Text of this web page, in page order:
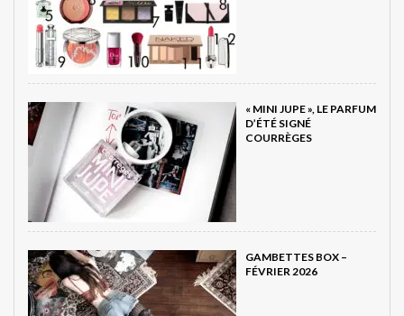
« MINI JUPE », LE PARFUM
D’ÉTÉ SIGNÉ
COURRÈGES
GAMBETTES BOX –
FÉVRIER 2026